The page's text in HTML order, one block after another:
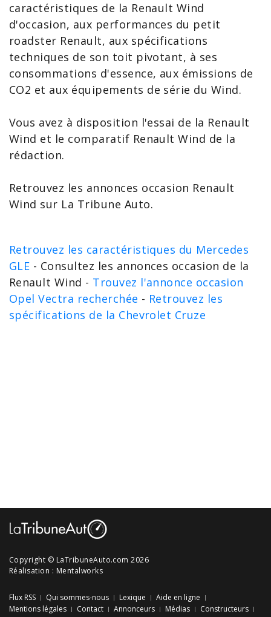
caractéristiques de la Renault Wind
d'occasion, aux performances du petit
roadster Renault, aux spécifications
techniques de son toit pivotant, à ses
consommations d'essence, aux émissions de
CO2 et aux équipements de série du Wind.
Vous avez à disposition l'essai de la Renault
Wind et le comparatif Renault Wind de la
rédaction.
Retrouvez les annonces occasion Renault
Wind sur La Tribune Auto.
Retrouvez les caractéristiques du Mercedes
GLE - Consultez les annonces occasion de la
Renault Wind - Trouvez l'annonce occasion
Opel Vectra recherchée - Retrouvez les
spécifications de la Chevrolet Cruze
Copyright © LaTribuneAuto.com 2026
Réalisation : Mentalworks
Flux RSS Qui sommes-nous Lexique
Aide en ligne
Mentions légales
Contact Annonceurs Médias
Constructeurs